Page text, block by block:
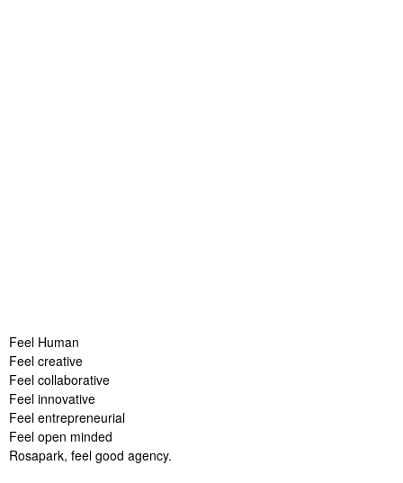
Feel Human
Feel creative
Feel collaborative
Feel innovative
Feel entrepreneurial
Feel open minded
Rosapark, feel good agency.